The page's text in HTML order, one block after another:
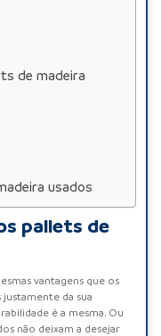
de madeira
usados
pallets de
vantagens que os
da sua
é a mesma. Ou
não deixam a desejar